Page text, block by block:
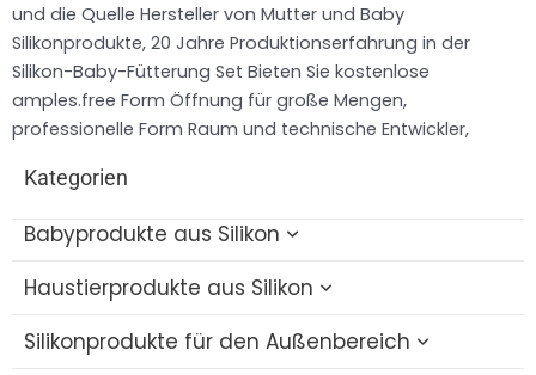
Kategorien
Babyprodukte aus Silikon
Baby-Badespielzeug aus Silikon
Silikon-Flaschenbürste
Haustierprodukte aus Silikon
Silikon-Katzenzahnspielzeug
Silikonprodukte für den Außenbereich
und die Quelle Hersteller von Mutter und Baby
Silikonprodukte, 20 Jahre Produktionserfahrung in der
Silikon-Baby-Fütterung Set Bieten Sie kostenlose
amples.free Form Öffnung für große Mengen,
professionelle Form Raum und technische Entwickler,